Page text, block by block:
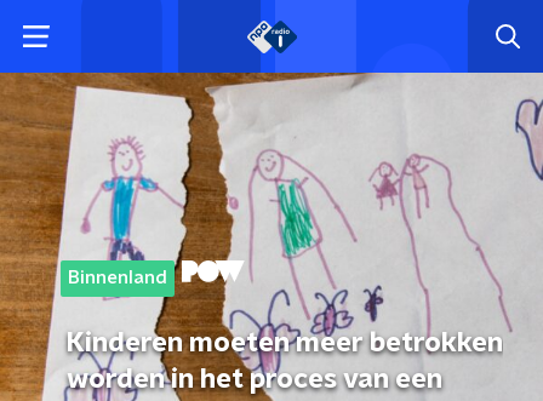
Binnenland
Kinderen moeten meer betrokken
worden in het proces van een